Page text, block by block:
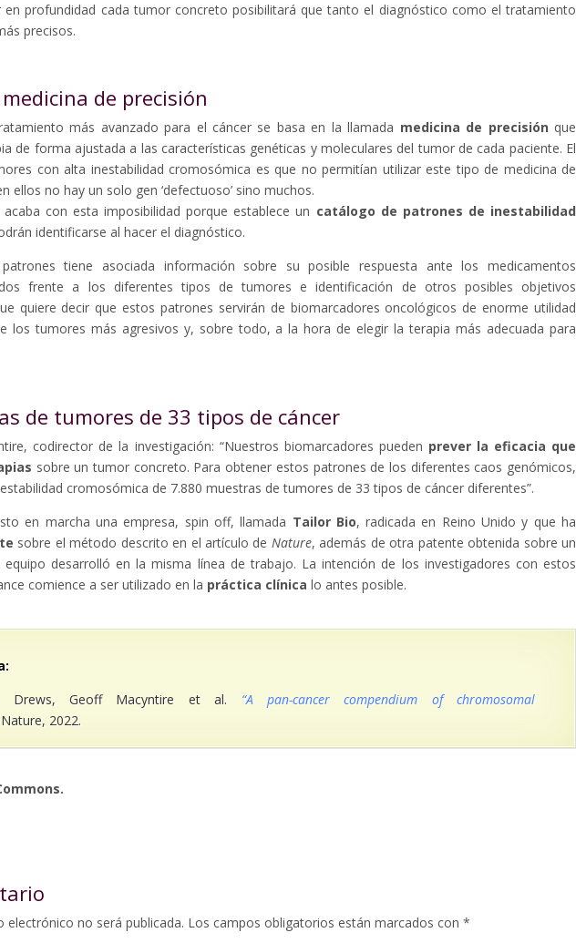
en profundidad cada tumor concreto posibilitará que tanto el diagnóstico como el tratamiento
precisos.
de precisión
más avanzado para el cáncer se basa en la llamada medicina de precisión que
de forma ajustada a las características genéticas y moleculares del tumor de cada paciente. El
con alta inestabilidad cromosómica es que no permitían utilizar este tipo de medicina de
ellos no hay un solo gen ‘defectuoso’ sino muchos.
con esta imposibilidad porque establece un catálogo de patrones de inestabilidad
identificarse al hacer el diagnóstico.
tiene asociada información sobre su posible respuesta ante los medicamentos
frente a los diferentes tipos de tumores e identificación de otros posibles objetivos
quiere decir que estos patrones servirán de biomarcadores oncológicos de enorme utilidad
los tumores más agresivos y, sobre todo, a la hora de elegir la terapia más adecuada para
de tumores de 33 tipos de cáncer
codirector de la investigación: “Nuestros biomarcadores pueden prever la eficacia que
sobre un tumor concreto. Para obtener estos patrones de los diferentes caos genómicos,
cromosómica de 7.880 muestras de tumores de 33 tipos de cáncer diferentes”.
en marcha una empresa, spin off, llamada Tailor Bio, radicada en Reino Unido y que ha
sobre el método descrito en el artículo de Nature, además de otra patente obtenida sobre un
desarrolló en la misma línea de trabajo. La intención de los investigadores con estos
comience a ser utilizado en la práctica clínica lo antes posible.
Drews, Geoff Macyntire et al.
“A pan-cancer compendium of chromosomal
Nature, 2022.
electrónico no será publicada. Los campos obligatorios están marcados con *